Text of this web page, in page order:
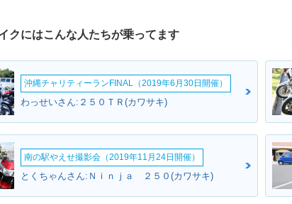
中でもZZR250とZZ-
1993年を境に、
リリース時に、ZZ-R
録の統一）。バイク
クにはこんな人たちが乗ってます
沖縄チャリティーランFINAL（2019年6月30日開催）
わっせいさん:２５０ＴＲ(カワサキ)
南の駅やえせ撮影会（2019年11月24日開催）
とくちゃんさん:Ｎｉｎｊａ ２５０(カワサキ)